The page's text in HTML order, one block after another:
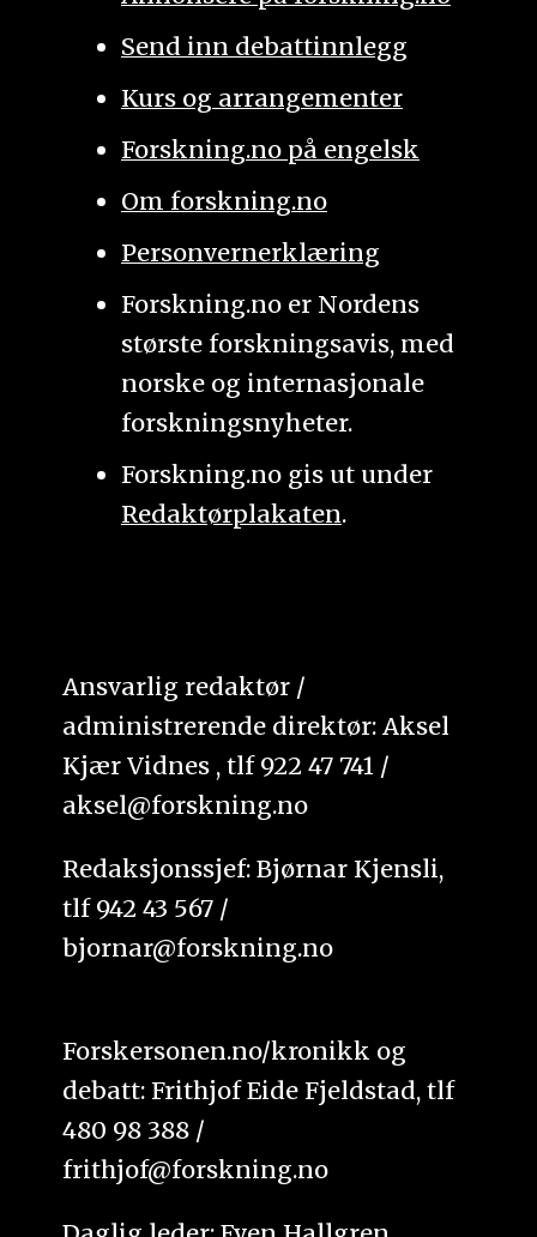
Send inn debattinnlegg
Kurs og arrangementer
Forskning.no på engelsk
Om forskning.no
Personvernerklæring
Forskning.no er Nordens
største forskningsavis, med
norske og internasjonale
forskningsnyheter.
Forskning.no gis ut under
Redaktørplakaten.
Ansvarlig redaktør /
administrerende direktør: Aksel
Kjær Vidnes , tlf 922 47 741 /
aksel@forskning.no
Redaksjonssjef: Bjørnar Kjensli,
tlf 942 43 567 /
bjornar@forskning.no
Forskersonen.no/kronikk og
debatt: Frithjof Eide Fjeldstad, tlf
480 98 388 /
frithjof@forskning.no